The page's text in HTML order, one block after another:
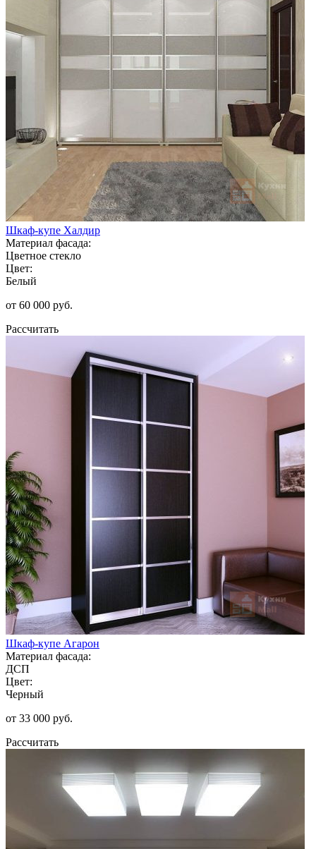
Шкаф-купе Халдир
Материал фасада:
Цветное стекло
Цвет:
Белый
от 60 000 руб.
Рассчитать
Шкаф-купе Агарон
Материал фасада:
ДСП
Цвет:
Черный
от 33 000 руб.
Рассчитать